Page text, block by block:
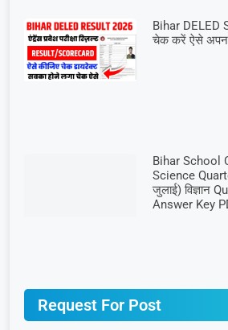
Bihar DELED
चेक करें ऐसे अपना
Bihar School
Science
जुलाई) विज्ञान
Answer Key
Request For Post